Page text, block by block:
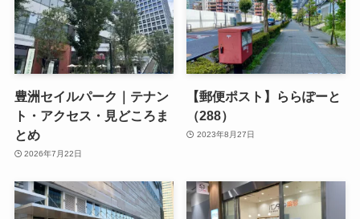
豊洲セイルパーク｜テナン
ト・アクセス・見どころま
とめ
2026年7月22日
【郵便ポスト】ららぽーと
（288）
2023年8月27日